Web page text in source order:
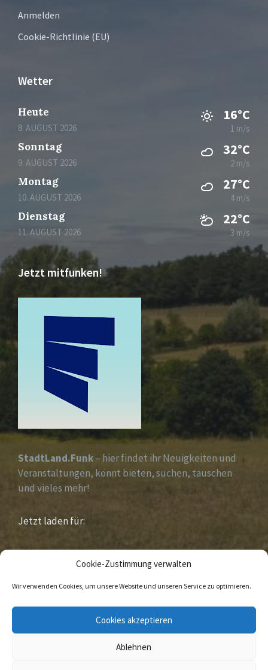
Cookie-Zustimmung verwalten
Wir verwenden Cookies, um unsere Website und unseren Service zu optimieren.
Cookies akzeptieren
Ablehnen
Anmelden
Cookie-Richtlinie (EU)
Wetter
Heute
8. AUGUST 2026
16°C
1 m/s
Sonntag
9. AUGUST 2026
32°C
2 m/s
Montag
10. AUGUST 2026
27°C
4 m/s
Dienstag
11. AUGUST 2026
22°C
3 m/s
Jetzt mitfunken!
StadtLand.Funk– hier findet ihr Neuigkeiten und
Veranstaltungen, könnt bieten, suchen, tauschen
und vieles mehr!
Jetzt laden für:
iOS &Android
© 2020 Sandebeck Im Naturpark „ Eggegebirge